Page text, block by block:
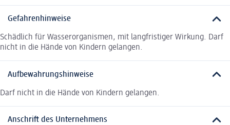
Gefahrenhinweise
Schädlich für Wasserorganismen, mit langfristiger Wirkung. Darf
nicht in die Hände von Kindern gelangen.
Aufbewahrungshinweise
Darf nicht in die Hände von Kindern gelangen.
Anschrift des Unternehmens